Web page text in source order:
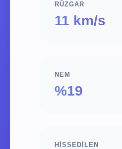
RÜZGAR
11 km/s
NEM
%19
HISSEDILEN